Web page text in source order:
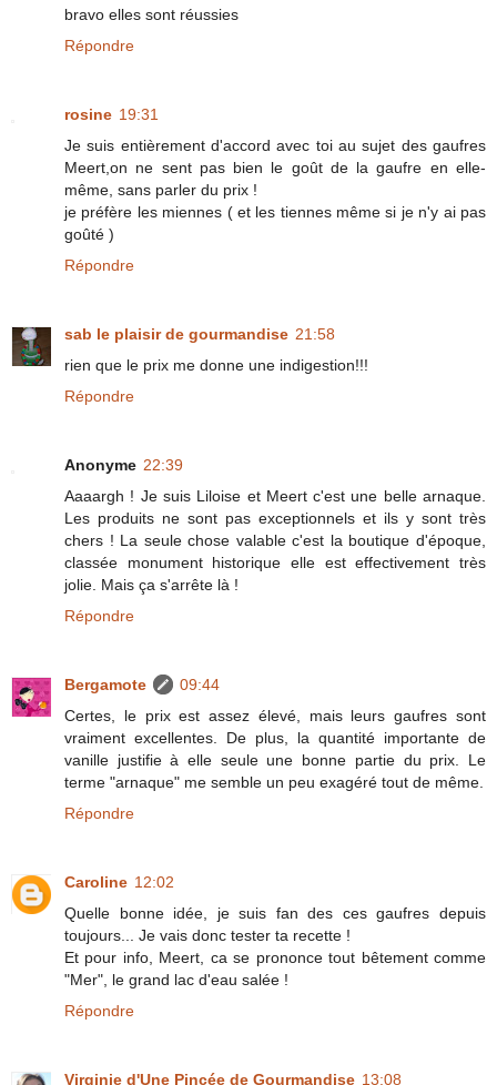
bravo elles sont réussies
Répondre
rosine 19:31
Je suis entièrement d'accord avec toi au sujet des gaufres
Meert,on ne sent pas bien le goût de la gaufre en elle-
même, sans parler du prix !
je préfère les miennes ( et les tiennes même si je n'y ai pas
goûté )
Répondre
sab le plaisir de gourmandise 21:58
rien que le prix me donne une indigestion!!!
Répondre
Anonyme 22:39
Aaaargh ! Je suis Liloise et Meert c'est une belle arnaque.
Les produits ne sont pas exceptionnels et ils y sont très
chers ! La seule chose valable c'est la boutique d'époque,
classée monument historique elle est effectivement très
jolie. Mais ça s'arrête là !
Répondre
Bergamote
09:44
Certes, le prix est assez élevé, mais leurs gaufres sont
vraiment excellentes. De plus, la quantité importante de
vanille justifie à elle seule une bonne partie du prix. Le
terme "arnaque" me semble un peu exagéré tout de même.
Répondre
Caroline 12:02
Quelle bonne idée, je suis fan des ces gaufres depuis
toujours... Je vais donc tester ta recette !
Et pour info, Meert, ca se prononce tout bêtement comme
"Mer", le grand lac d'eau salée !
Répondre
Virginie d'Une Pincée de Gourmandise 13:08